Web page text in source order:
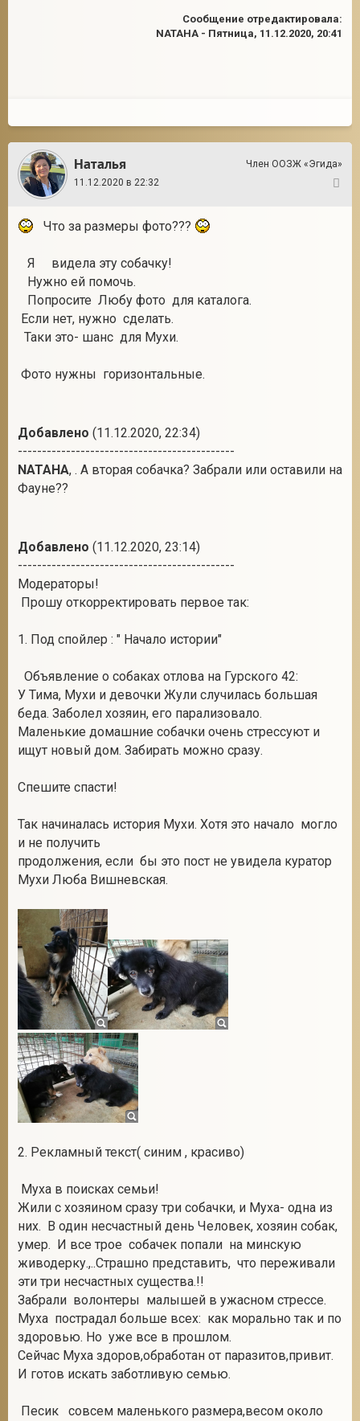
Сообщение отредактировала:
NATAHA - Пятница, 11.12.2020, 20:41
Наталья
Член ООЗЖ «Эгида»
11.12.2020 в 22:32
Что за размеры фото???
Я видела эту собачку!
Нужно ей помочь.
Попросите Любу фото для каталога.
Если нет, нужно сделать.
Таки это- шанс для Мухи.
Фото нужны горизонтальные.
Добавлено (11.12.2020, 22:34)
---------------------------------------------
NATAHA, . А вторая собачка? Забрали или оставили на
Фауне??
Добавлено (11.12.2020, 23:14)
---------------------------------------------
Модераторы!
Прошу откорректировать первое так:
1. Под спойлер : " Начало истории"
Объявление о собаках отлова на Гурского 42:
У Тима, Мухи и девочки Жули случилась большая
беда. Заболел хозяин, его парализовало.
Маленькие домашние собачки очень стрессуют и
ищут новый дом. Забирать можно сразу.
Спешите спасти!
Так начиналась история Мухи. Хотя это начало могло
и не получить
продолжения, если бы это пост не увидела куратор
Мухи Люба Вишневская.
2. Рекламный текст( синим , красиво)
Муха в поисках семьи!
Жили с хозяином сразу три собачки, и Муха- одна из
них. В один несчастный день Человек, хозяин собак,
умер. И все трое собачек попали на минскую
живодерку.,..Страшно представить, что переживали
эти три несчастных существа.!!
Забрали волонтеры малышей в ужасном стрессе.
Муха пострадал больше всех: как морально так и по
здоровью. Но уже все в прошлом.
Сейчас Муха здоров,обработан от паразитов,привит.
И готов искать заботливую семью.
Песик совсем маленького размера,весом около